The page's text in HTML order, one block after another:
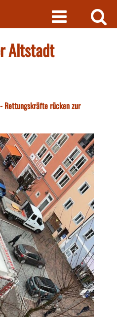
Altstadt
Rettungskräfte rücken zur